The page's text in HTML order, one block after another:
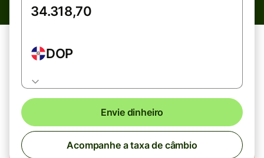
DOP
Envie dinheiro
Acompanhe a taxa de câmbio